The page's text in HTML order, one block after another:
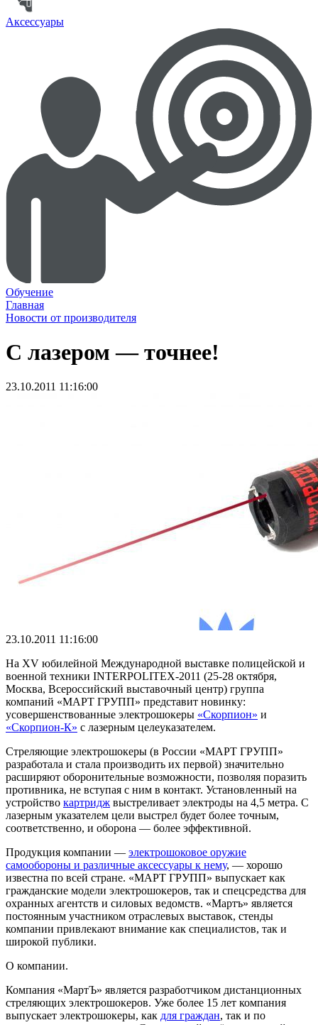
Аксессуары
Обучение
Главная
Новости от производителя
С лазером — точнее!
23.10.2011 11:16:00
23.10.2011 11:16:00
На XV юбилейной Международной выставке полицейской и
военной техники INTERPOLITEX-2011 (25-28 октября,
Москва, Всероссийский выставочный центр) группа
компаний «МАРТ ГРУПП» представит новинку:
усовершенствованные электрошокеры «Скорпион» и
«Скорпион-К» с лазерным целеуказателем.
Стреляющие электрошокеры (в России «МАРТ ГРУПП»
разработала и стала производить их первой) значительно
расширяют оборонительные возможности, позволяя поразить
противника, не вступая с ним в контакт. Установленный на
устройство картридж выстреливает электроды на 4,5 метра. С
лазерным указателем цели выстрел будет более точным,
соответственно, и оборона — более эффективной.
Продукция компании — электрошоковое оружие
самообороны и различные аксессуары к нему, — хорошо
известна по всей стране. «МАРТ ГРУПП» выпускает как
гражданские модели электрошокеров, так и спецсредства для
охранных агентств и силовых ведомств. «Мартъ» является
постоянным участником отраслевых выставок, стенды
компании привлекают внимание как специалистов, так и
широкой публики.
О компании.
Компания «МартЪ» является разработчиком дистанционных
стреляющих электрошокеров. Уже более 15 лет компания
выпускает электрошокеры, как для граждан, так и по